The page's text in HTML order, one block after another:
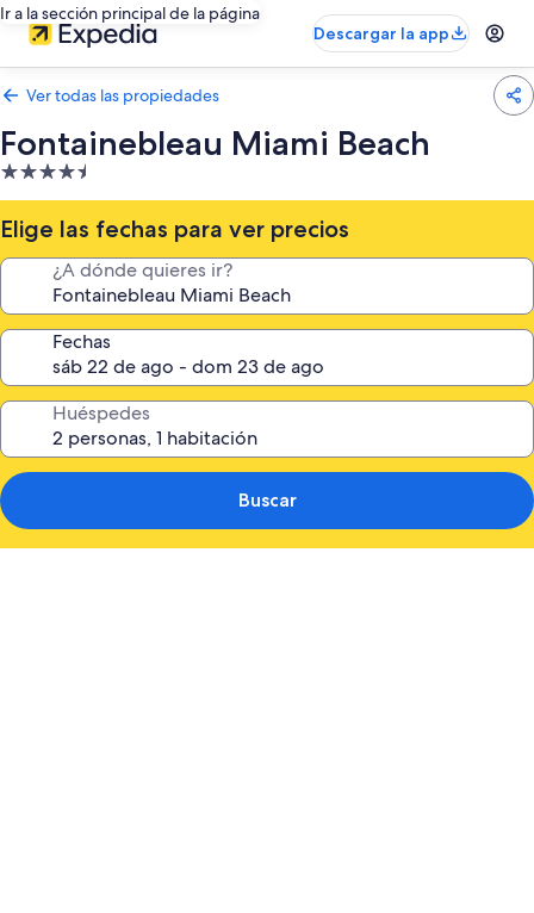
Ir a la sección principal de la página
Descargar la app
Ver todas las propiedades
Fontainebleau Miami Beach
Propiedad
de
4.5
estrellas
Elige las fechas para ver precios
¿A dónde quieres ir?
Fechas
Huéspedes
Buscar